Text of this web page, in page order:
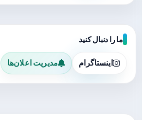
ما را دنبال کنید
اینستاگرام مدیریت اعلان‌ها